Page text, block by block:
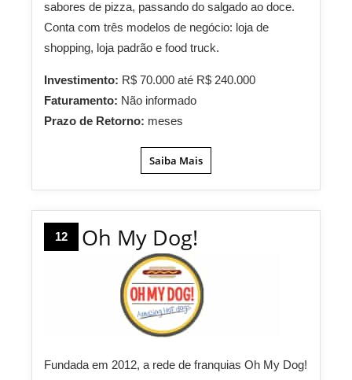
sabores de pizza, passando do salgado ao doce.
Conta com três modelos de negócio: loja de
shopping, loja padrão e food truck.
Investimento: R$ 70.000 até R$ 240.000
Faturamento: Não informado
Prazo de Retorno: meses
Saiba Mais
12 Oh My Dog!
Fundada em 2012, a rede de franquias Oh My Dog!